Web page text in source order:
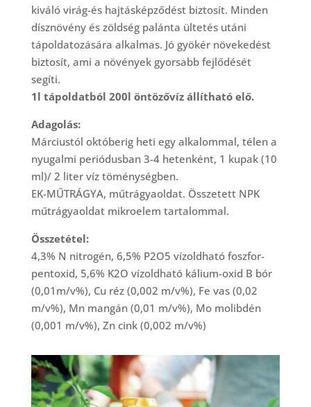
kiváló virág-és hajtásképződést biztosít. Minden
dísznövény és zöldség palánta ültetés utáni
tápoldatozására alkalmas. Jó gyökér növekedést
biztosít, ami a növények gyorsabb fejlődését
segíti.
1l tápoldatból 200l öntözővíz állítható elő.
Adagolás:
Márciustól októberig heti egy alkalommal, télen a
nyugalmi periódusban 3-4 hetenként, 1 kupak (10
ml)/ 2 liter víz töménységben.
EK-MŰTRÁGYA, műtrágyaoldat. Összetett NPK
műtrágyaoldat mikroelem tartalommal.
Összetétel:
4,3% N nitrogén, 6,5% P2O5 vízoldható foszfor-
pentoxid, 5,6% K2O vízoldható kálium-oxid B bór
(0,01m/v%), Cu réz (0,002 m/v%), Fe vas (0,02
m/v%), Mn mangán (0,01 m/v%), Mo molibdén
(0,001 m/v%), Zn cink (0,002 m/v%)